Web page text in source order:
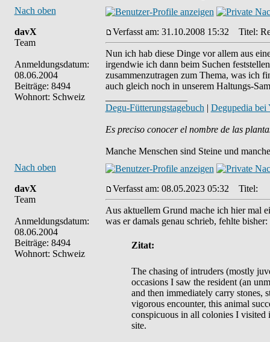
Nach oben
davX
Team
Anmeldungsdatum:
08.06.2004
Beiträge: 8494
Wohnort: Schweiz
Verfasst am: 31.10.2008 15:32 Titel:
Nun ich hab diese Dinge vor allem aus
irgendwie ich dann beim Suchen
zusammenzutragen zum Thema, was ich
auch gleich noch in unserem Haltungs-
Degu-Fütterungstagebuch | Degupedia bei
Es preciso conocer el nombre de las
Manche Menschen sind Steine und
Nach oben
davX
Team
Anmeldungsdatum:
08.06.2004
Beiträge: 8494
Wohnort: Schweiz
Verfasst am: 08.05.2023 05:32 Titel:
Aus aktuellem Grund mache ich hier mal
was er damals genau schrieb, fehlte bisher:
Zitat:
The chasing of intruders (mostly
occasions I saw the resident (an
and then immediately carry stones,
vigorous encounter, this animal
conspicuous in all colonies I visited
site.